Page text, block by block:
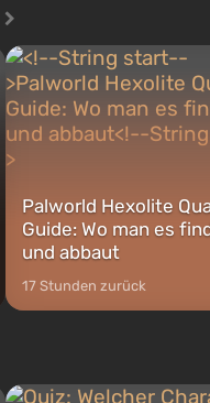
nach dem Abwurf von
auf Amerika geöffnet wird.
Palworld Hexolite
Guide: Wo man es
und abbaut
17 Stunden zurück